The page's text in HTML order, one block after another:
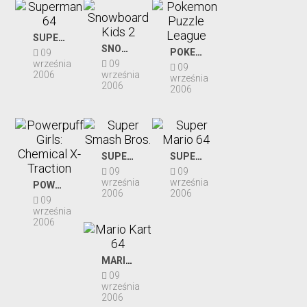
SUPERMAN 64
09
września
2006
SNOWBOARD KIDS 2
09
września
2006
POKEMON PUZZLE LEAGUE
09
września
2006
POWERPUFF GIRLS: CHEMICAL X-TRACTION
09
września
2006
SUPER SMASH BROS.
09
września
2006
SUPER MARIO 64
09
września
2006
MARIO KART 64
09
września
2006